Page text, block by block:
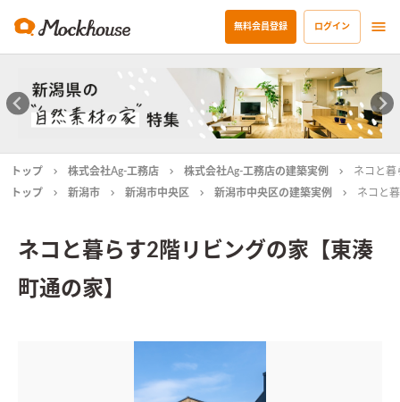
無料会員登録 ログイン
トップ 株式会社Ag-工務店 株式会社Ag-工務店の建築実例
ネコと暮
トップ
新潟市 新潟市中央区 新潟市中央区の建築実例 ネコと
ネコと暮らす2階リビングの家【東湊
町通の家】